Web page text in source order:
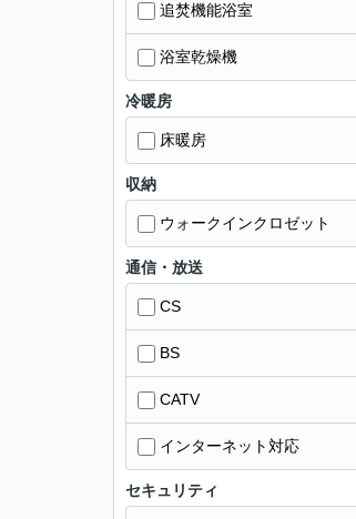
追焚機能浴室
浴室乾燥機
冷暖房
床暖房
収納
ウォークインクロゼット
通信・放送
CS
BS
CATV
インターネット対応
セキュリティ